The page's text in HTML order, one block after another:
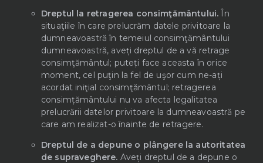
Dreptul la retragerea consimţământului. În
situaţiile în care prelucrăm datele privitoare la
dumneavoastră în temeiul consimţământului
dumneavoastră, aveți dreptul de a vă retrage
consimţământul; puteți face aceasta în orice
moment, cel puţin la fel de uşor cum ne-ați
acordat iniţial consimţământul; retragerea
consimțământului nu va afecta legalitatea
prelucrării datelor privitoare la dumneavoastră pe
care am realizat-o înainte de retragere.
Dreptul de a depune o plângere la autoritatea
de supraveghere. Aveți dreptul de a depune o